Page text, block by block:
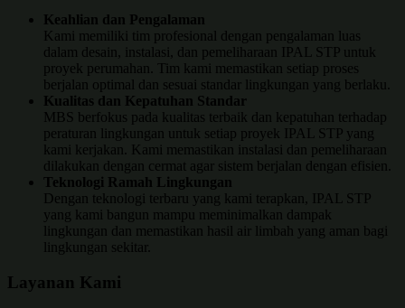
Keahlian dan Pengalaman
Kami memiliki tim profesional dengan pengalaman luas
dalam desain, instalasi, dan pemeliharaan IPAL STP untuk
proyek perumahan. Tim kami memastikan setiap proses
berjalan optimal dan sesuai standar lingkungan yang berlaku.
Kualitas dan Kepatuhan Standar
MBS berfokus pada kualitas terbaik dan kepatuhan terhadap
peraturan lingkungan untuk setiap proyek IPAL STP yang
kami kerjakan. Kami memastikan instalasi dan pemeliharaan
dilakukan dengan cermat agar sistem berjalan dengan efisien.
Teknologi Ramah Lingkungan
Dengan teknologi terbaru yang kami terapkan, IPAL STP
yang kami bangun mampu meminimalkan dampak
lingkungan dan memastikan hasil air limbah yang aman bagi
lingkungan sekitar.
Layanan Kami